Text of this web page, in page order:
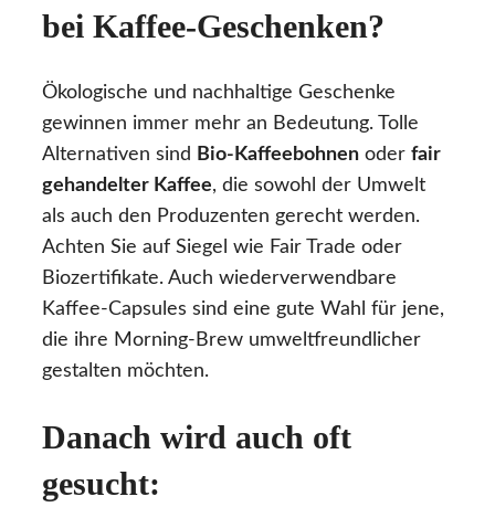
bei Kaffee-Geschenken?
Ökologische und nachhaltige Geschenke
gewinnen immer mehr an Bedeutung. Tolle
Alternativen sind Bio-Kaffeebohnen oder fair
gehandelter Kaffee, die sowohl der Umwelt
als auch den Produzenten gerecht werden.
Achten Sie auf Siegel wie Fair Trade oder
Biozertifikate. Auch wiederverwendbare
Kaffee-Capsules sind eine gute Wahl für jene,
die ihre Morning-Brew umweltfreundlicher
gestalten möchten.
Danach wird auch oft
gesucht: